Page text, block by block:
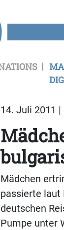
14. Juli 2011 |
Mädchen
passierte laut
deutschen
Pumpe unter